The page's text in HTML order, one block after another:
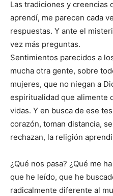
Las tradiciones y creencias
aprendí, me parecen cada
respuestas. Y ante el
vez más preguntas.
Sentimientos parecidos a
mucha otra gente, sobre
mujeres, que no niegan a
espiritualidad que alimente
vidas. Y en busca de ese
corazón, toman distancia,
rechazan, la religión
¿Qué nos pasa? ¿Qué me
que he leído, que he
radicalmente diferente al